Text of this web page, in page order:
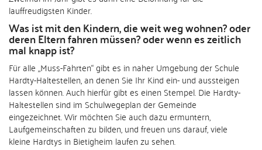
lauffreudigsten Kinder.
Was ist mit den Kindern, die weit weg wohnen? oder
deren Eltern fahren müssen? oder wenn es zeitlich
mal knapp ist?
Für alle „Muss-Fahrten“ gibt es in naher Umgebung der Schule
Hardty-Haltestellen, an denen Sie Ihr Kind ein- und aussteigen
lassen können. Auch hierfür gibt es einen Stempel. Die Hardty-
Haltestellen sind im Schulwegeplan der Gemeinde
eingezeichnet. Wir möchten Sie auch dazu ermuntern,
Laufgemeinschaften zu bilden, und freuen uns darauf, viele
kleine Hardtys in Bietigheim laufen zu sehen.